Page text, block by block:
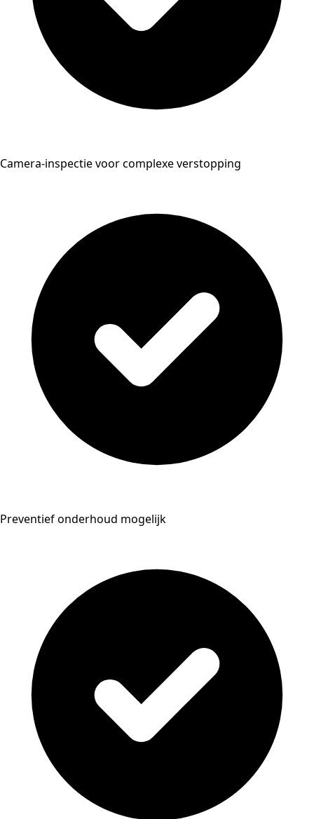
Camera-inspectie voor complexe verstopping
Preventief onderhoud mogelijk